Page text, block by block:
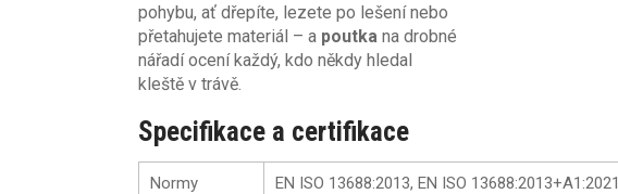
pohybu, ať dřepíte, lezete po lešení nebo
přetahujete materiál – a poutka na drobné
nářadí ocení každý, kdo někdy hledal
kleště v trávě.
Specifikace a certifikace
Normy EN ISO 13688:2013, EN ISO 13688:2013+A1:2021